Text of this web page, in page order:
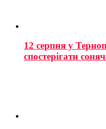
12 серпня у
спостерігати